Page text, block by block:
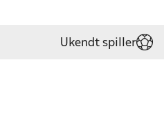
Ukendt spiller